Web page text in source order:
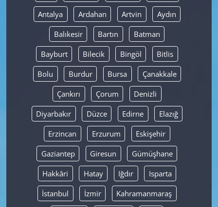
Antalya Ardahan Artvin Aydın
Balıkesir Bartın Batman
Bayburt Bilecik Bingöl Bitlis
Bolu Burdur Bursa Çanakkale
Çankırı Çorum Denizli
Diyarbakır Düzce Edirne Elazığ
Erzincan Erzurum Eskişehir
Gaziantep Giresun Gümüşhane
Hakkâri Hatay Iğdır Isparta
İstanbul İzmir Kahramanmaraş